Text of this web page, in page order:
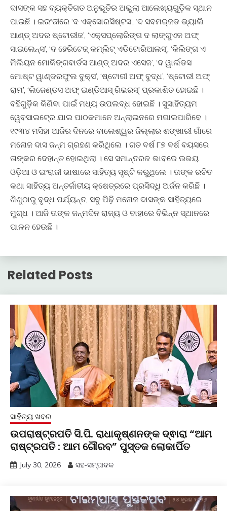
ଦାସଙ୍କ ସହ ବ୍ୟକ୍ତିଗତ ଅନୁଭୂତିର ଅଭୁଲା ଆଲେଖ୍ୟଗୁଡି଼କ ସ୍ଥାନ
ପାଇଛି । ଇରଂଜୀରେ ‘ଦ ଏକ୍ସୋରସିଷ୍ଟସ’, ‘ଦ ସବମର୍‍ଜଡ ଭ୍ୟାଲି
ଆଣ୍ଡ୍‍ ଅଦର ଷ୍ଟୋରୀଜ’, ‘ଏକ୍ସପ୍ଲୋରିଙ୍ଗ ଦ ଲାଙ୍ଗୁଏଜ ଅଫ୍‍
ସାଇଲେନ୍ସ’, ‘ଦ ହେରିଟେଜ୍‍ କମ୍ଲିଟ୍‍ ଏଡିଟୋରିଆଲସ୍‍’, ‘କିଲିଙ୍ଗ ଏ
ମିଲିୟନ ମୋକିଙ୍ଗବାର୍ଡସ ଆଣ୍ଡ୍‍ ଅଦର ଏସେଜ’, ‘ଦ ୱାର୍ଲଡସ
ମୋଷ୍ଟ ୱାଣ୍ଡରଫୁଲ ବୁକ୍ସ’, ‘ଷ୍ଟୋରୀ ଅଫ୍‍ ବୁଦ୍ଧ’, ‘ଷ୍ଟୋରୀ ଅଫ୍‍
ରାମ’, ‘ଲିଜେଣ୍ଡସ ଅଫ୍‍ ଇଣ୍ଡିଆସ୍‍ ରିଭରସ୍‍’ ପ୍ରକାଶିତ ହୋଇଛି ।
ବହିଗୁଡି଼କ କିଣିବା ପାଇଁ ମଧ୍ୟ ଉପଲବ୍ଧ ହୋଇଛି । ସୁସାହିତ୍ୟମ
ୱେବସାଇଟ୍‍ରେ ଯାଇ ପାଠକମାନେ ଅନ୍‍ଲାଇନରେ ମଗାଇପାରିବେ ।
୧୯୩୪ ମସିହା ଆଜିର ଦିନରେ ବାଲେଶ୍ୱର ଜିଲ୍ଲାର ଶଙ୍ଖାରୀ ଗାଁରେ
ମନୋଜ ଦାସ ଜନ୍ମ ଗ୍ରହଣ କରିଥିଲେ । ଗତ ବର୍ଷ ୮୭ ବର୍ଷ ବୟସରେ
ତାଙ୍କର ଦେହାନ୍ତ ହୋଇଥିଲା । ସେ ସମାନ୍ତରଳ ଭାବରେ ଉଭୟ
ଓଡି଼ଆ ଓ ଇଂରାଜୀ ଭାଷାରେ ସାହିତ୍ୟ ସୃଷ୍ଟି କରୁଥିଲେ । ତାଙ୍କ ରଚିତ
କଥା ସାହିତ୍ୟ ଅନ୍ତର୍ଜାତୀୟ କ୍ଷେତ୍ରରେ ପ୍ରସିଦ୍ଧି ଅର୍ଜନ କରିଛି ।
ଶିଶୁଠାରୁ ବୃଦ୍ଧ ପର୍ଯ୍ୟନ୍ତ, ସବୁ ପିଢ଼ି ମନୋଜ ଦାସଙ୍କ ସାହିତ୍ୟରେ
ମୁଗ୍ଧ । ଆଜି ତାଙ୍କ ଜନ୍ମଦିନ ରାଜ୍ୟ ଓ ବାହାରେ ବିଭିନ୍ନ ସ୍ଥାନରେ
ପାଳନ ହେଉଛି ।
Related Posts
ସାହିତ୍ୟ ଖବର
ଉପରାଷ୍ଟ୍ରପତି ସି.ପି. ରାଧାକୃଷ୍ଣନଙ୍କ ଦ୍ଵାରା “ଆମ
ରାଷ୍ଟ୍ରପତି : ଆମ ଗୌରବ” ପୁସ୍ତକ ଲୋକାର୍ପିତ
July 30, 2026 ସହ-ସମ୍ପାଦକ